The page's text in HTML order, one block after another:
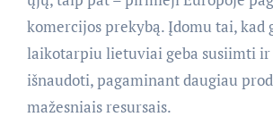
komercijos prekybą. Įdomu tai, kad
laikotarpiu lietuviai geba susiimti ir
išnaudoti, pagaminant daugiau
mažesniais resursais.